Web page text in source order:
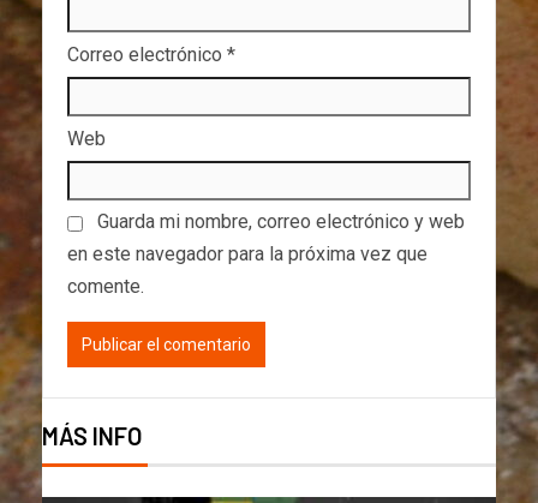
Correo electrónico *
Web
Guarda mi nombre, correo electrónico y web
en este navegador para la próxima vez que
comente.
MÁS INFO